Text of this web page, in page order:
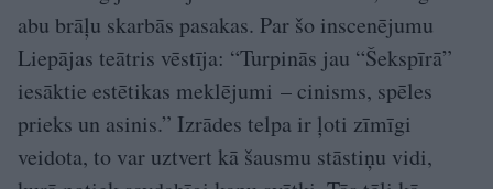
abu brāļu skarbās pasakas. Par šo inscenējumu
Liepājas teātris vēstīja: “Turpinās jau “Šekspīrā”
iesāktie estētikas meklējumi – cinisms, spēles
prieks un asinis.” Izrādes telpa ir ļoti zīmīgi
veidota, to var uztvert kā šausmu stāstiņu vidi,